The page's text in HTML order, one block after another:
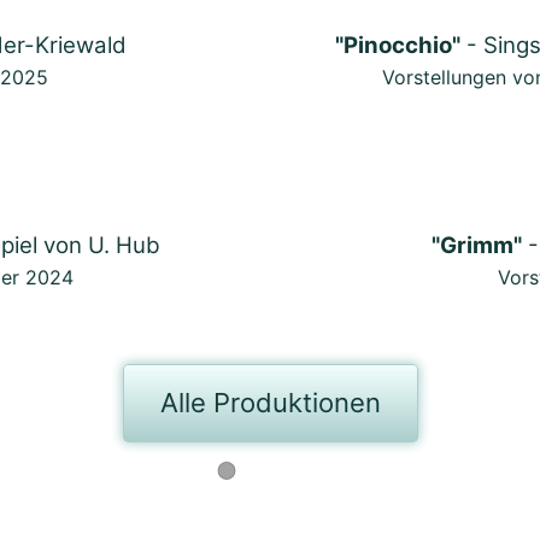
Kriewald "Pinocchio"-
Vorstellungen
von U. Hub
2024
"Grimm"
Alle Produktionen
Du willst beim Wilden Theater